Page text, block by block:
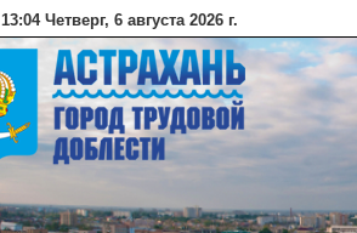
13:04 Четверг, 6 августа 2026 г.